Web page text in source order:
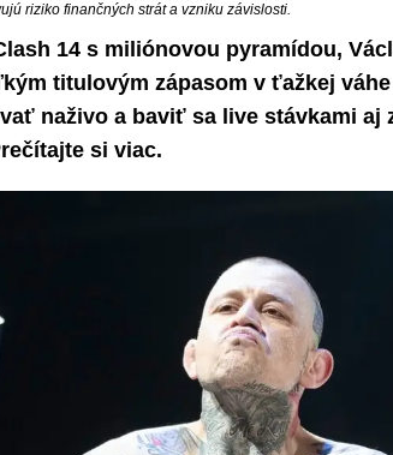
riziko finančných strát a vzniku závislosti.
14 s miliónovou pyramídou,
titulovým zápasom v ťažkej
naživo a baviť sa live stávkami aj
si viac.